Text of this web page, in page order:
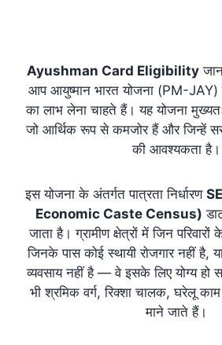
Ayushman Card Eligibility
आप आयुष्मान भारत योजना (PM-
का लाभ लेना चाहते हैं। यह योजना
जो आर्थिक रूप से कमजोर हैं और जिन्हें
की आवश्यकता है।
इस योजना के अंतर्गत पात्रता निर्धारण
Economic Caste Census)
जाता है। ग्रामीण क्षेत्रों में जिन
जिनके पास कोई स्थायी रोजगार नहीं है,
व्यवसाय नहीं है — वे इसके लिए योग्य हो
भी श्रमिक वर्ग, रिक्शा चालक, घरेलू
माने जाते हैं।